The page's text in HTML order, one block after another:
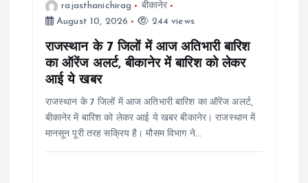
rajasthanichirag
बीकानेर
August 10, 2026
244 views
राजस्थान के 7 जिलों में आज अतिभारी बारिश
का ऑरेंज अलर्ट, बीकानेर में बारिश को लेकर
आई ये खबर
राजस्थान के 7 जिलों में आज अतिभारी बारिश का ऑरेंज अलर्ट,
बीकानेर में बारिश को लेकर आई ये खबर बीकानेर। राजस्थान में
मानसून पूरी तरह सक्रिय है। मौसम विभाग ने…